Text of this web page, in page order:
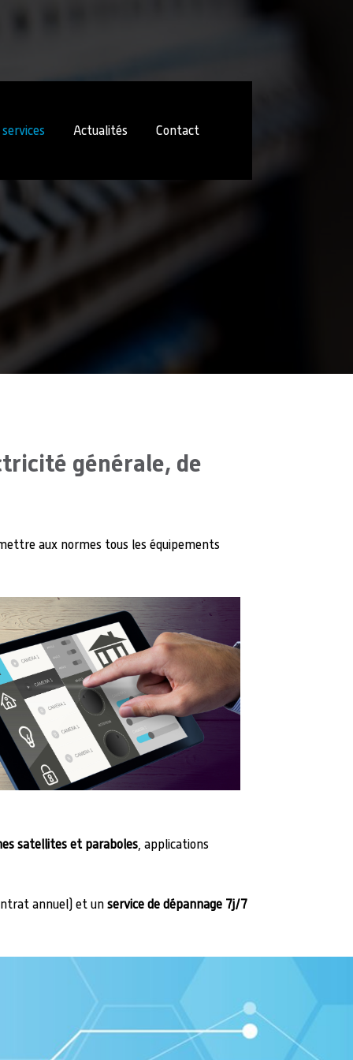
Actualités Contact
générale, de
aux normes tous les équipements
satellites et paraboles, applications
annuel) et un service de dépannage 7j/7